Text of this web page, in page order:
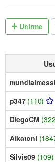
Unirme
mundialmessi
p347 (110)
DiegoCM
Alkatoni
Silvis09 (109)